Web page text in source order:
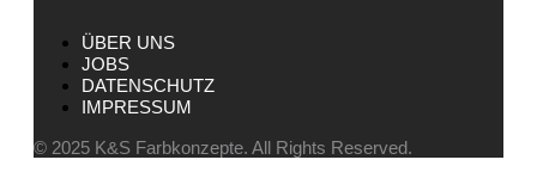
ÜBER UNS
JOBS
DATENSCHUTZ
IMPRESSUM
© 2025 K&S Farbkonzepte. All Rights Reserved.